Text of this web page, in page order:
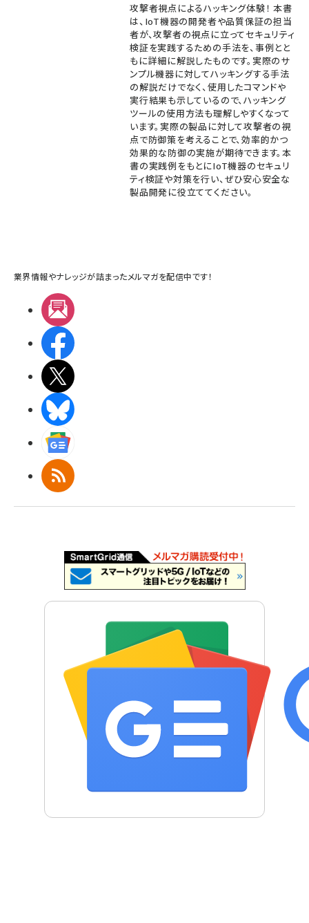
攻撃者視点によるハッキング体験！ 本書
は、IoT機器の開発者や品質保証の担当
者が、攻撃者の視点に立ってセキュリティ
検証を実践するための手法を、事例とと
もに詳細に解説したものです。実際のサ
ンプル機器に対してハッキングする手法
の解説だけでなく、使用したコマンドや
実行結果も示しているので、ハッキング
ツールの使用方法も理解しやすくなって
います。実際の製品に対して攻撃者の視
点で防御策を考えることで、効率的かつ
効果的な防御の実施が期待できます。本
書の実践例をもとにIoT機器のセキュリ
ティ検証や対策を行い、ぜひ安心安全な
製品開発に役立ててください。
業界情報やナレッジが詰まったメルマガを配信中です！
RSS